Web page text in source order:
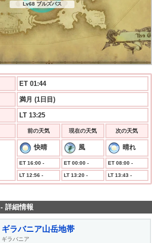
Lv68 ブルズバス
ET 01:44
満月 (1日目)
LT 13:25
前の天気 現在の天気 次の天気
快晴 風 晴れ
ET 16:00 - ET 00:00 - ET 08:00 -
LT 12:56 - LT 13:20 - LT 13:43 -
詳細情報
ギラバニア山岳地帯
ギラバニア